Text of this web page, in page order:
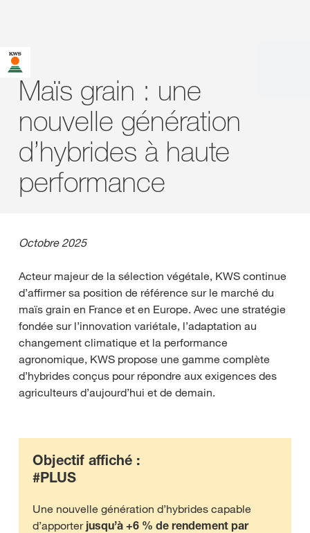
Maïs grain : une
nouvelle génération
d’hybrides à haute
performance
Octobre 2025
Acteur majeur de la sélection végétale, KWS continue
d’affirmer sa position de référence sur le marché du
maïs grain en France et en Europe. Avec une stratégie
fondée sur l’innovation variétale, l’adaptation au
changement climatique et la performance
agronomique, KWS propose une gamme complète
d’hybrides conçus pour répondre aux exigences des
agriculteurs d’aujourd’hui et de demain.
Objectif affiché :
#PLUS
Une nouvelle génération d’hybrides capable
d’apporter jusqu’à +6 % de rendement par